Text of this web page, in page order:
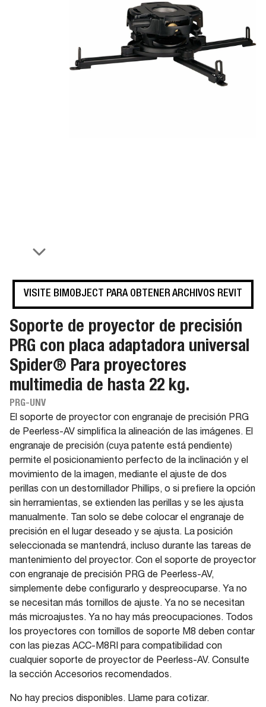
VISITE BIMOBJECT PARA OBTENER ARCHIVOS REVIT
Soporte de proyector de precisión
PRG con placa adaptadora universal
Spider® Para proyectores
multimedia de hasta 22 kg.
PRG-UNV
El soporte de proyector con engranaje de precisión PRG
de Peerless-AV simplifica la alineación de las imágenes. El
engranaje de precisión (cuya patente está pendiente)
permite el posicionamiento perfecto de la inclinación y el
movimiento de la imagen, mediante el ajuste de dos
perillas con un destornillador Phillips, o si prefiere la opción
sin herramientas, se extienden las perillas y se les ajusta
manualmente. Tan solo se debe colocar el engranaje de
precisión en el lugar deseado y se ajusta. La posición
seleccionada se mantendrá, incluso durante las tareas de
mantenimiento del proyector. Con el soporte de proyector
con engranaje de precisión PRG de Peerless-AV,
simplemente debe configurarlo y despreocuparse. Ya no
se necesitan más tornillos de ajuste. Ya no se necesitan
más microajustes. Ya no hay más preocupaciones. Todos
los proyectores con tornillos de soporte M8 deben contar
con las piezas ACC-M8RI para compatibilidad con
cualquier soporte de proyector de Peerless-AV. Consulte
la sección Accesorios recomendados.
No hay precios disponibles. Llame para cotizar.